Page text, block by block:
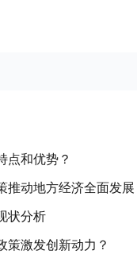
点和优势？
推动地方经济全面发
状分析
策激发创新动力？